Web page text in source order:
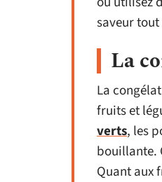
saveur
La
La
fruits et
verts, les
bouillante.
Quant aux